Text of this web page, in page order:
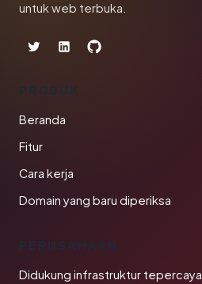
untuk web terbuka.
PRODUK
Beranda
Fitur
Cara kerja
Domain yang baru diperiksa
PERUSAHAAN
Didukung infrastruktur tepercaya